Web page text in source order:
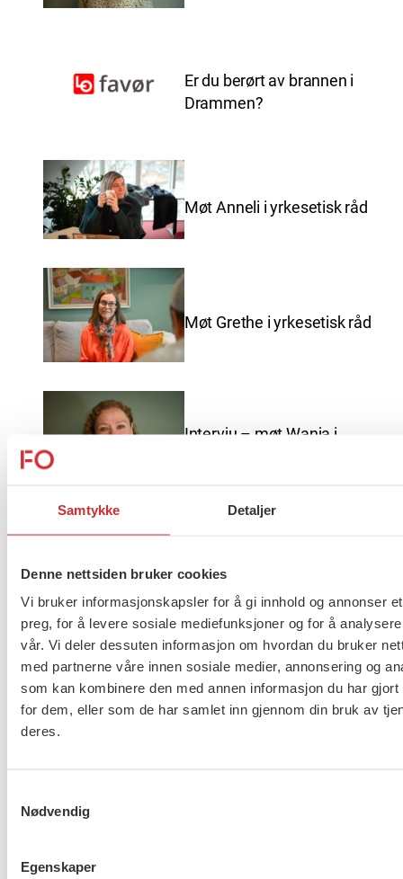
Samtykke Detaljer
Denne nettsiden bruker cookies
Vi bruker informasjonskapsler for å gi innhold og annonser
preg, for å levere sosiale mediefunksjoner og for å
vår. Vi deler dessuten informasjon om hvordan du bruker
med partnerne våre innen sosiale medier, annonsering og
som kan kombinere den med annen informasjon du har gjort
for dem, eller som de har samlet inn gjennom din bruk av
deres.
Nødvendig
Egenskaper
Er du berørt av brannen i
Drammen?
Møt Anneli i yrkesetisk råd
Møt Grethe i yrkesetisk råd
Intervju – møt Wanja i
God sommer fra FO
Brudd i lønnsoppgjøret for
ansatte innen barnevern,
omsorg og asylmottak (NHO